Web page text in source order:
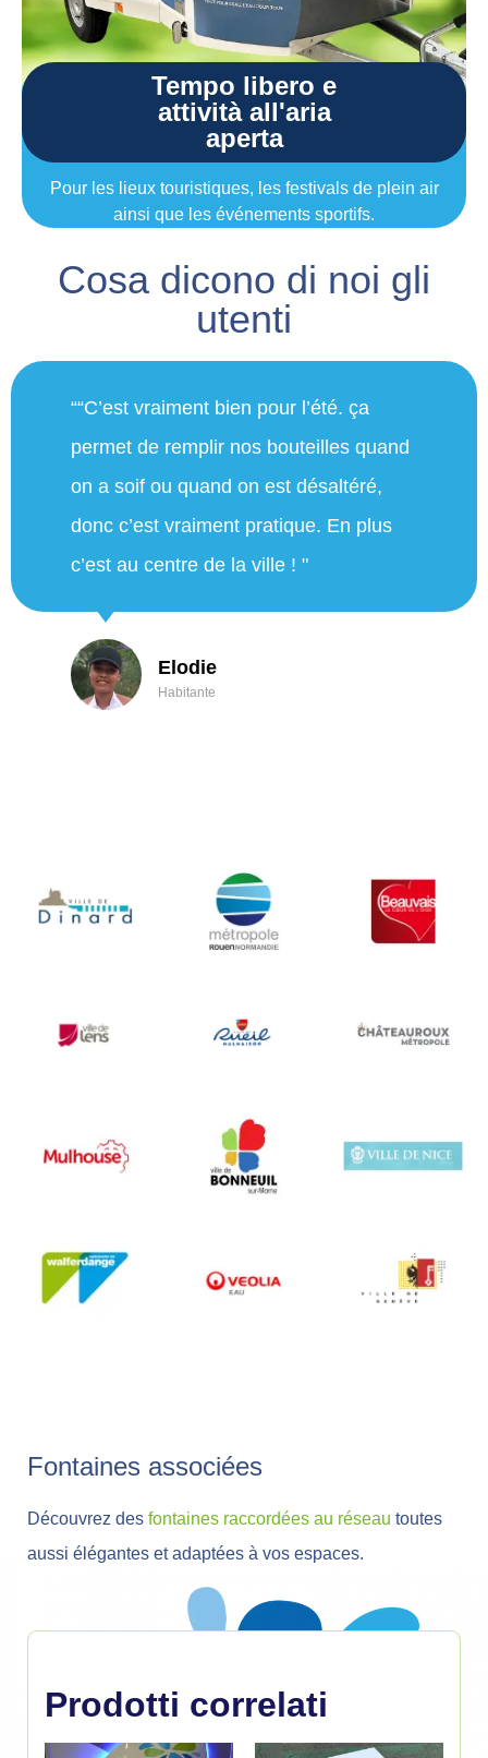
Tempo libero e
attività all'aria
aperta
Pour les lieux touristiques, les festivals de plein air
ainsi que les événements sportifs.
Cosa dicono di noi gli
utenti
"Siamo molto contenti di avere questa
fontana. Stamattina abbiamo
camminato 15 km sulle alture.
Stamattina abbiamo potuto beneficiare
della fontana e al ritorno abbiamo
buona acqua. Ringraziamo ancora la
città di Nizza!"
Fontaines associées
Découvrez des fontaines raccordées au réseau toutes
aussi élégantes et adaptées à vos espaces.
Prodotti correlati